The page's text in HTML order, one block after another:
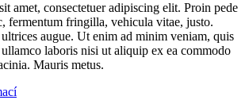
amet, consectetuer adipiscing elit. Proin pede
fermentum fringilla, vehicula vitae, justo.
ultrices augue. Ut enim ad minim veniam, quis
laboris nisi ut aliquip ex ea commodo
Mauris metus.